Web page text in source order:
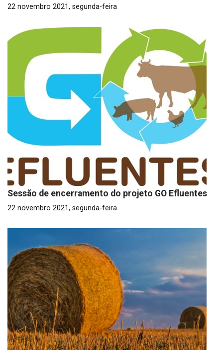
22 novembro 2021, segunda-feira
Sessão de encerramento do projeto GO Efluentes
22 novembro 2021, segunda-feira